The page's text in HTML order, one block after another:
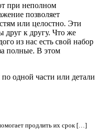
при неполном
позволяет
или целостно. Эти
друг к другу. Что же
из нас есть свой набор
полные. В этом
одной части или детали
продлить их срок […]